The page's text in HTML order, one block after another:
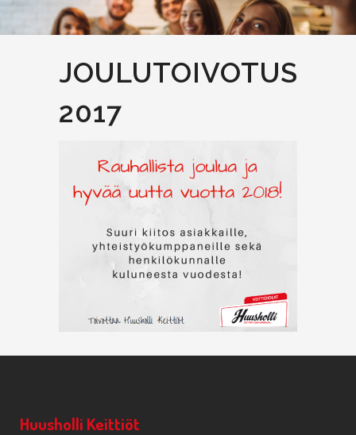
JOULUTOIVOTUS
2017
Huusholli Keittiöt